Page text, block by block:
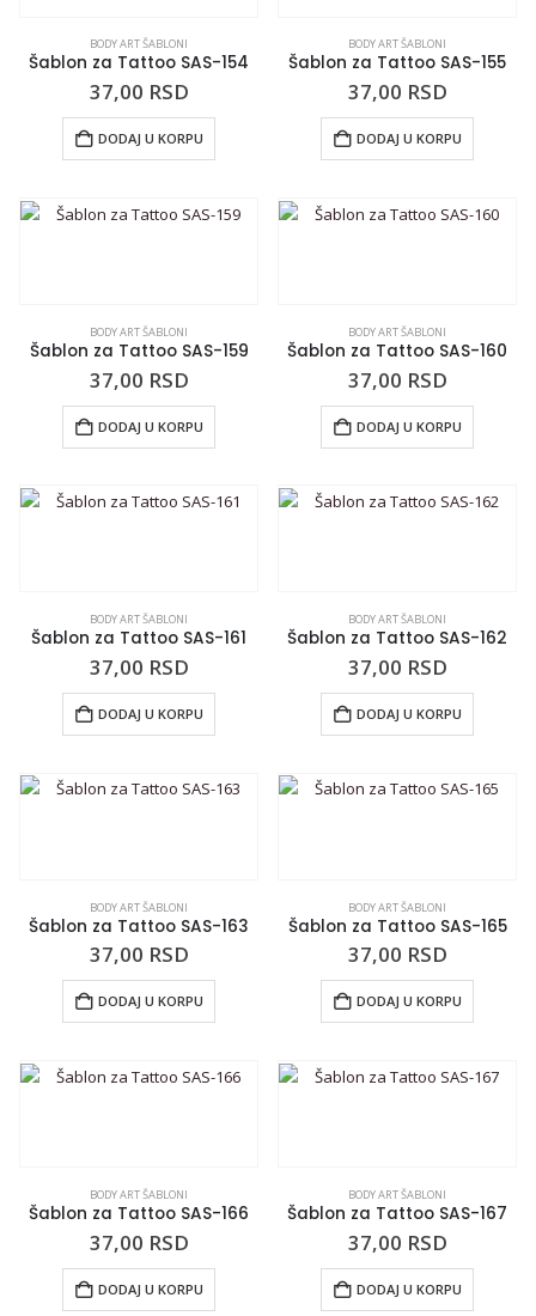
BODY ART ŠABLONI
Šablon za Tattoo SAS-154
37,00 RSD
DODAJ U KORPU
BODY ART ŠABLONI
Šablon za Tattoo SAS-155
37,00 RSD
DODAJ U KORPU
BODY ART ŠABLONI
Šablon za Tattoo SAS-159
37,00 RSD
DODAJ U KORPU
BODY ART ŠABLONI
Šablon za Tattoo SAS-160
37,00 RSD
DODAJ U KORPU
BODY ART ŠABLONI
Šablon za Tattoo SAS-161
37,00 RSD
DODAJ U KORPU
BODY ART ŠABLONI
Šablon za Tattoo SAS-162
37,00 RSD
DODAJ U KORPU
BODY ART ŠABLONI
Šablon za Tattoo SAS-163
37,00 RSD
DODAJ U KORPU
BODY ART ŠABLONI
Šablon za Tattoo SAS-165
37,00 RSD
DODAJ U KORPU
BODY ART ŠABLONI
Šablon za Tattoo SAS-166
37,00 RSD
DODAJ U KORPU
BODY ART ŠABLONI
Šablon za Tattoo SAS-167
37,00 RSD
DODAJ U KORPU